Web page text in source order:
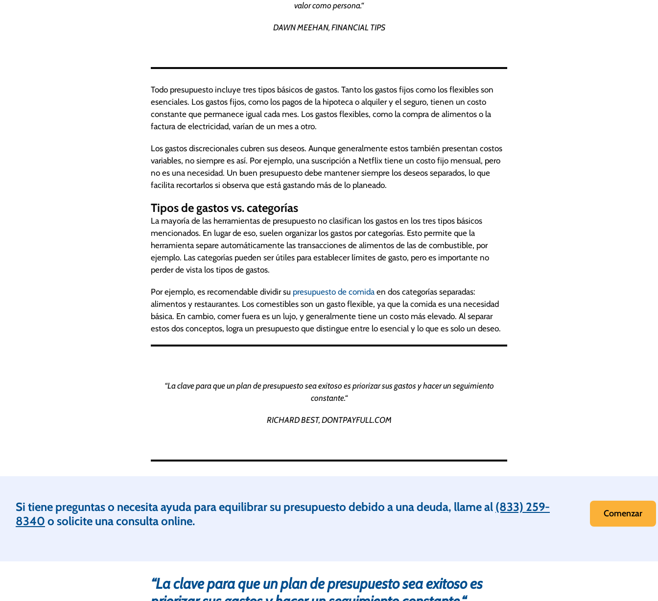
valor como persona.“
DAWN MEEHAN, FINANCIAL TIPS
Todo presupuesto incluye tres tipos básicos de gastos. Tanto los gastos fijos como los flexibles son
esenciales. Los gastos fijos, como los pagos de la hipoteca o alquiler y el seguro, tienen un costo
constante que permanece igual cada mes. Los gastos flexibles, como la compra de alimentos o la
factura de electricidad, varían de un mes a otro.
Los gastos discrecionales cubren sus deseos. Aunque generalmente estos también presentan costos
variables, no siempre es así. Por ejemplo, una suscripción a Netflix tiene un costo fijo mensual, pero
no es una necesidad. Un buen presupuesto debe mantener siempre los deseos separados, lo que
facilita recortarlos si observa que está gastando más de lo planeado.
Tipos de gastos vs. categorías
La mayoría de las herramientas de presupuesto no clasifican los gastos en los tres tipos básicos
mencionados. En lugar de eso, suelen organizar los gastos por categorías. Esto permite que la
herramienta separe automáticamente las transacciones de alimentos de las de combustible, por
ejemplo. Las categorías pueden ser útiles para establecer límites de gasto, pero es importante no
perder de vista los tipos de gastos.
Por ejemplo, es recomendable dividir su presupuesto de comida en dos categorías separadas:
alimentos y restaurantes. Los comestibles son un gasto flexible, ya que la comida es una necesidad
básica. En cambio, comer fuera es un lujo, y generalmente tiene un costo más elevado. Al separar
estos dos conceptos, logra un presupuesto que distingue entre lo esencial y lo que es solo un deseo.
“La clave para que un plan de presupuesto sea exitoso es priorizar sus gastos y hacer un seguimiento
constante.“
RICHARD BEST, DONTPAYFULL.COM
Si tiene preguntas o necesita ayuda para equilibrar su presupuesto debido a una deuda, llame al (833) 259-
8340 o solicite una consulta online.
Comenzar
“La clave para que un plan de presupuesto sea exitoso es